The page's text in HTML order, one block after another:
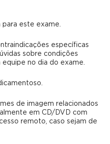
para este exame.
específicas
sobre condições
equipe no dia do exame.
de imagem relacionados
em CD/DVD com
remoto, caso sejam de